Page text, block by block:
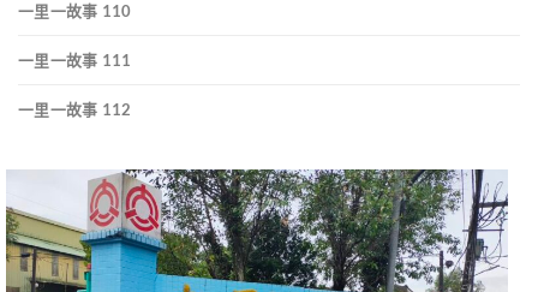
一里一故事 110
一里一故事 111
一里一故事 112